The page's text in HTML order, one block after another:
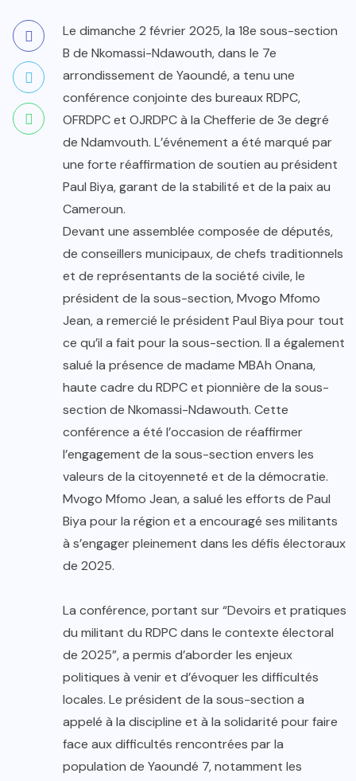
Le dimanche 2 février 2025, la 18e sous-section
B de Nkomassi-Ndawouth, dans le 7e
arrondissement de Yaoundé, a tenu une
conférence conjointe des bureaux RDPC,
OFRDPC et OJRDPC à la Chefferie de 3e degré
de Ndamvouth. L’événement a été marqué par
une forte réaffirmation de soutien au président
Paul Biya, garant de la stabilité et de la paix au
Cameroun.
Devant une assemblée composée de députés,
de conseillers municipaux, de chefs traditionnels
et de représentants de la société civile, le
président de la sous-section, Mvogo Mfomo
Jean, a remercié le président Paul Biya pour tout
ce qu’il a fait pour la sous-section. Il a également
salué la présence de madame MBAh Onana,
haute cadre du RDPC et pionnière de la sous-
section de Nkomassi-Ndawouth. Cette
conférence a été l’occasion de réaffirmer
l’engagement de la sous-section envers les
valeurs de la citoyenneté et de la démocratie.
Mvogo Mfomo Jean, a salué les efforts de Paul
Biya pour la région et a encouragé ses militants
à s’engager pleinement dans les défis électoraux
de 2025.
La conférence, portant sur “Devoirs et pratiques
du militant du RDPC dans le contexte électoral
de 2025”, a permis d’aborder les enjeux
politiques à venir et d’évoquer les difficultés
locales. Le président de la sous-section a
appelé à la discipline et à la solidarité pour faire
face aux difficultés rencontrées par la
population de Yaoundé 7, notamment les